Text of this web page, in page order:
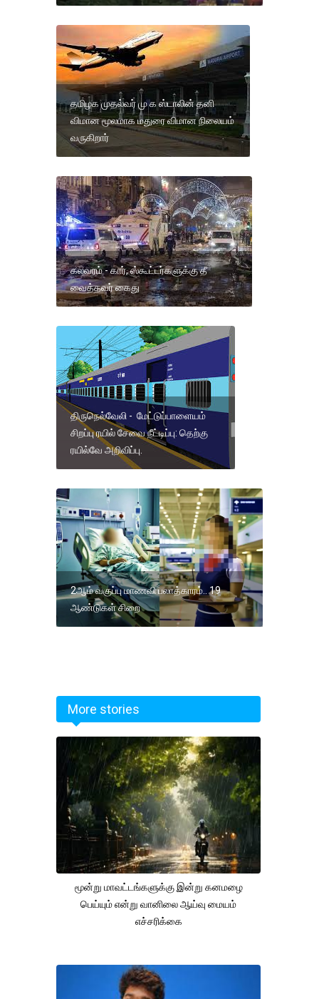
தமிழக முதல்வர் மு க ஸ்டாலின் தனி
விமான மூலமாக மதுரை விமான நிலையம்
வருகிறார்
கலவரம் - கார், ஸ்கூட்டர்களுக்கு தீ
வைத்தவர் கைது
திருநெல்வேலி - மேட்டுப்பாளையம்
சிறப்பு ரயில் சேவை நீட்டிப்பு: தெற்கு
ரயில்வே அறிவிப்பு.
2ஆம் வகுப்பு மாணவி பலாத்காரம்.. 19
ஆண்டுகள் சிறை
More stories
மூன்று மாவட்டங்களுக்கு இன்று கனமழை
பெய்யும் என்று வானிலை ஆய்வு மையம்
எச்சரிக்கை